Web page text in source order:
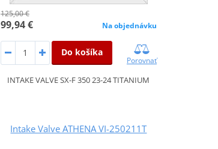
125,00 €
99,94 € Na objednávku
Do košíka
Porovnať
INTAKE VALVE SX-F 350 23-24 TITANIUM
Intake Valve ATHENA VI-250211T